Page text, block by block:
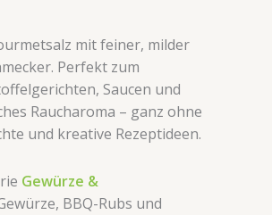
mit feiner, milder
Perfekt zum
Saucen und
Raucharoma – ganz ohne
und kreative Rezeptideen.
Gewürze &
BBQ-Rubs und